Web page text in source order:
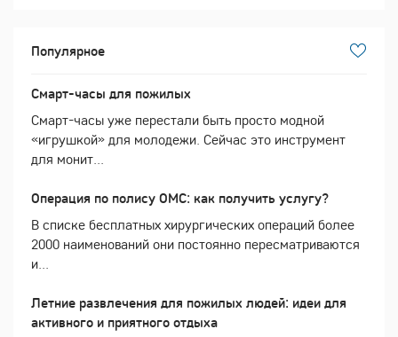
Популярное
Смарт-часы для пожилых
Смарт-часы уже перестали быть просто модной
«игрушкой» для молодежи. Сейчас это инструмент
для монит...
Операция по полису ОМС: как получить услугу?
В списке бесплатных хирургических операций более
2000 наименований они постоянно пересматриваются
и...
Летние развлечения для пожилых людей: идеи для
активного и приятного отдыха